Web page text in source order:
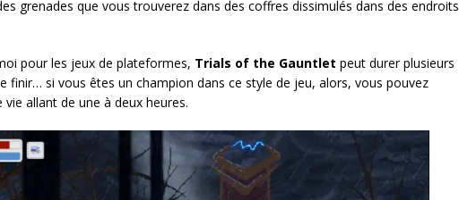
grenades que vous trouverez dans des coffres dissimulés dans des endroits
pour les jeux de plateformes, Trials of the Gauntlet peut durer plusieurs
finir… si vous êtes un champion dans ce style de jeu, alors, vous pouvez
allant de une à deux heures.